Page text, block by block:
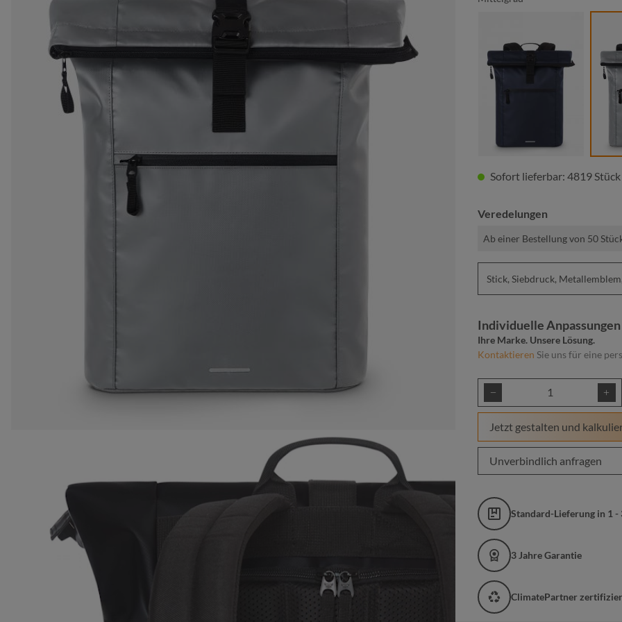
Sofort lieferbar: 4819 Stück
Veredelungen
Ab einer Bestellung von 50
Stick, Siebdruck,
Individuelle Anpassungen
Ihre Marke. Unsere Lösung.
Kontaktieren Sie uns für eine
Produkt Anzahl:
Jetzt gestalten und
Unverbindlich anfragen
Standard-Lieferung in 1 -
3 Jahre Garantie
ClimatePartner